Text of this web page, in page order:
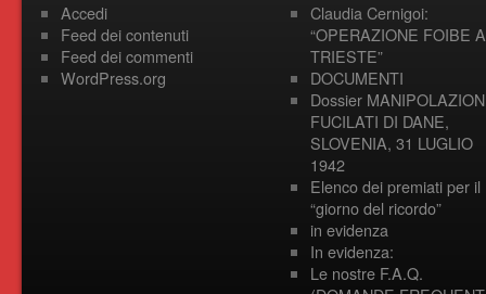
Accedi
Feed dei contenuti
Feed dei commenti
WordPress.org
Claudia Cernigoi:
“OPERAZIONE FOIBE A
TRIESTE”
DOCUMENTI
Dossier
FUCILATI DI DANE,
SLOVENIA, 31 LUGLIO
1942
Elenco dei premiati per il
“giorno del ricordo”
in evidenza
In evidenza:
Le nostre F.A.Q.